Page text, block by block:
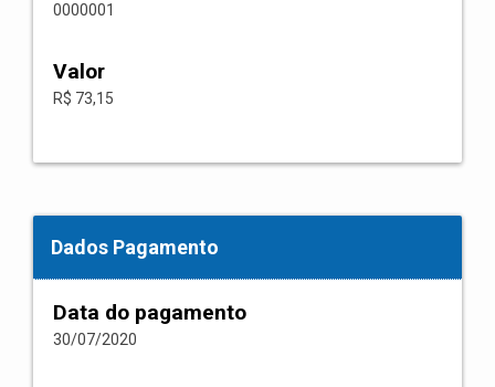
0000001
Valor
R$ 73,15
Dados Pagamento
Data do pagamento
30/07/2020